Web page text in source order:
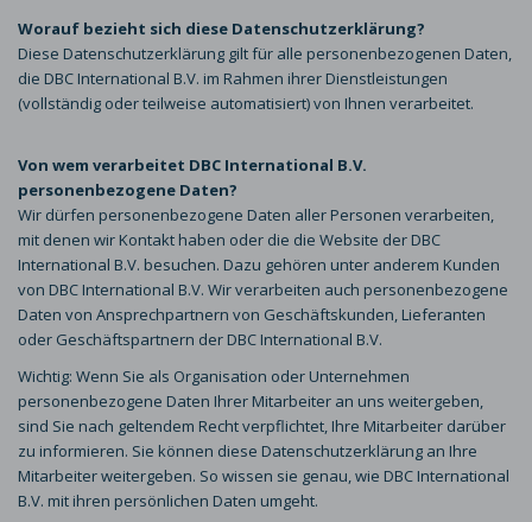
Worauf bezieht sich diese Datenschutzerklärung?
Diese Datenschutzerklärung gilt für alle personenbezogenen Daten,
die DBC International B.V. im Rahmen ihrer Dienstleistungen
(vollständig oder teilweise automatisiert) von Ihnen verarbeitet.
Von wem verarbeitet DBC International B.V.
personenbezogene Daten?
Wir dürfen personenbezogene Daten aller Personen verarbeiten,
mit denen wir Kontakt haben oder die die Website der DBC
International B.V. besuchen. Dazu gehören unter anderem Kunden
von DBC International B.V. Wir verarbeiten auch personenbezogene
Daten von Ansprechpartnern von Geschäftskunden, Lieferanten
oder Geschäftspartnern der DBC International B.V.
Wichtig: Wenn Sie als Organisation oder Unternehmen
personenbezogene Daten Ihrer Mitarbeiter an uns weitergeben,
sind Sie nach geltendem Recht verpflichtet, Ihre Mitarbeiter darüber
zu informieren. Sie können diese Datenschutzerklärung an Ihre
Mitarbeiter weitergeben. So wissen sie genau, wie DBC International
B.V. mit ihren persönlichen Daten umgeht.